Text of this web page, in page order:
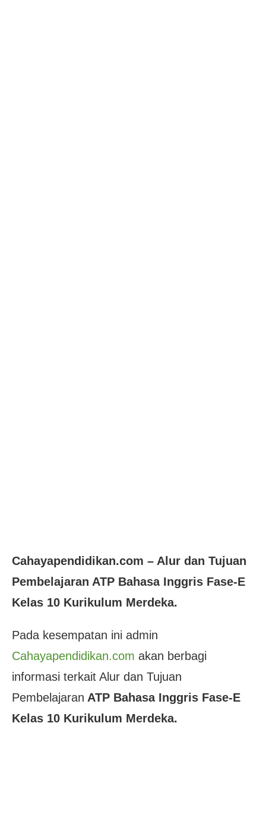
Cahayapendidikan.com – Alur dan Tujuan
Pembelajaran ATP Bahasa Inggris Fase-E
Kelas 10 Kurikulum Merdeka.
Pada kesempatan ini admin
Cahayapendidikan.com akan berbagi
informasi terkait Alur dan Tujuan
Pembelajaran ATP Bahasa Inggris Fase-E
Kelas 10 Kurikulum Merdeka.